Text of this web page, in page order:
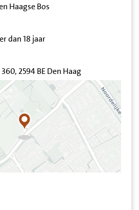
Haagse Bos
dan 18 jaar
2594 BE Den Haag